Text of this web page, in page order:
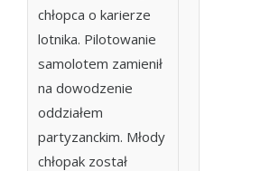
chłopca o karierze
lotnika. Pilotowanie
samolotem zamienił
na dowodzenie
oddziałem
partyzanckim. Młody
chłopak został